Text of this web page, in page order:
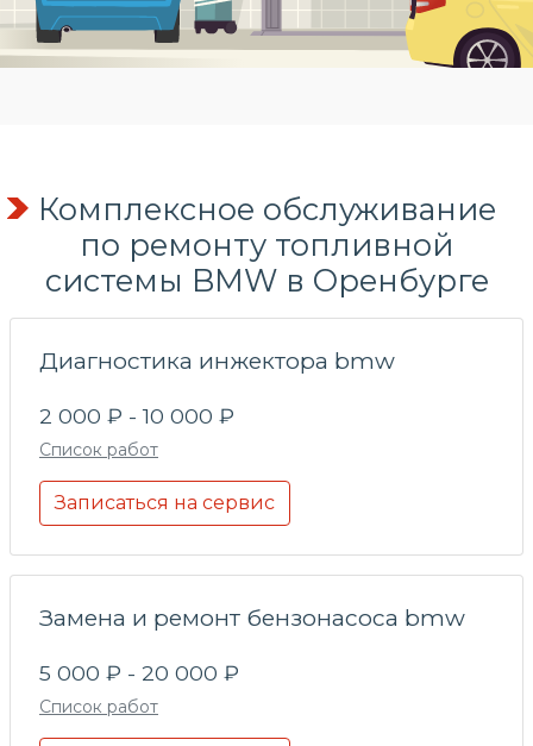
Комплексное обслуживание
по ремонту топливной
системы BMW в Оренбурге
Диагностика инжектора bmw
2 000 ₽ - 10 000 ₽
Список работ
Записаться на сервис
Замена и ремонт бензонасоса bmw
5 000 ₽ - 20 000 ₽
Список работ